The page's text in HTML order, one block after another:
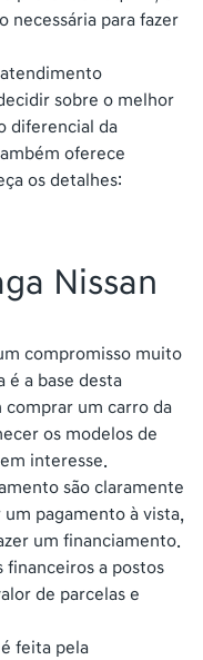
necessária para fazer
sobre o melhor
diferencial da
oferece
os detalhes:
Nissan
compromisso muito
a base desta
comprar um carro da
os modelos de
interesse.
são claramente
pagamento à vista,
um financiamento.
financeiros a postos
de parcelas e
feita pela